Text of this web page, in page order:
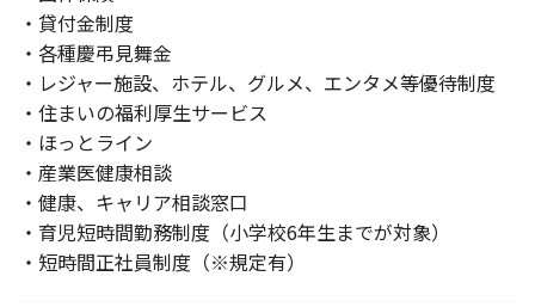
・貸付金制度
・各種慶弔見舞金
・レジャー施設、ホテル、グルメ、エンタメ等優待制度
・住まいの福利厚生サービス
・ほっとライン
・産業医健康相談
・健康、キャリア相談窓口
・育児短時間勤務制度（小学校6年生までが対象）
・短時間正社員制度（※規定有）